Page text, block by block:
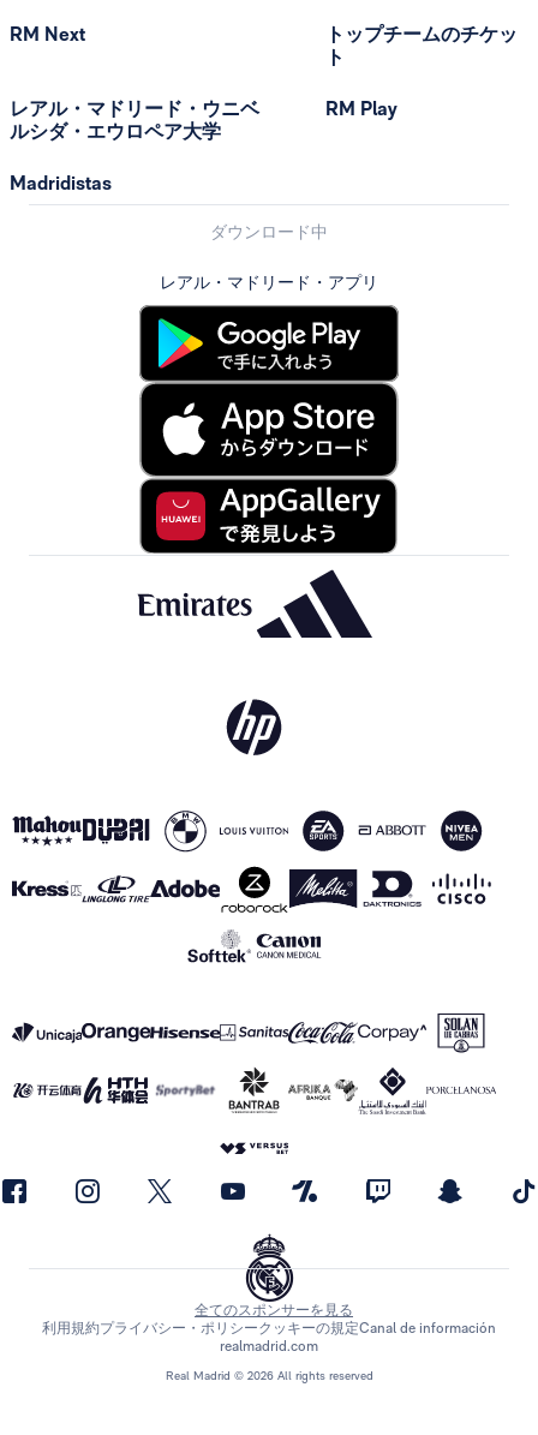
RM Next
レアル・マドリード・ウニベ
ルシダ・エウロペア大学
Madridistas
トップチームのチケッ
ト
RM Play
ダウンロード中
レアル・マドリード・アプリ
Real Madrid © 2026 All rights reserved
全てのスポンサーを見る
利用規約プライバシー・ポリシークッキーの規定Canal de información
realmadrid.com